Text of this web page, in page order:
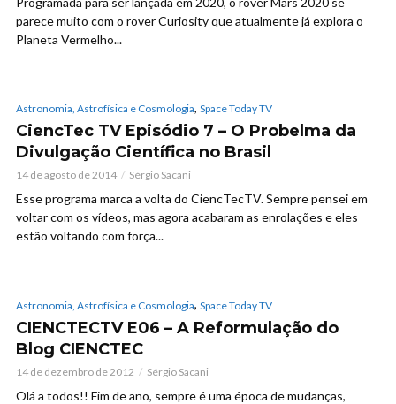
parece muito com o rover Curiosity que atualmente já explora o
Planeta Vermelho...
Astronomia, Astrofísica e Cosmologia, Space Today TV
CiencTec TV Episódio 7 – O Probelma da
Divulgação Científica no Brasil
14 de agosto de 2014 Sérgio Sacani
Esse programa marca a volta do CiencTecTV. Sempre pensei em
voltar com os vídeos, mas agora acabaram as enrolações e eles
estão voltando com força...
Astronomia, Astrofísica e Cosmologia, Space Today TV
CIENCTECTV E06 – A Reformulação do
Blog CIENCTEC
14 de dezembro de 2012 Sérgio Sacani
Olá a todos!! Fim de ano, sempre é uma época de mudanças,